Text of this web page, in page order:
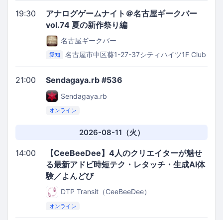
19:30
アナログゲームナイト＠名古屋ギークバー
vol.74 夏の新作祭り編
名古屋ギークバー
愛知 名古屋市中区葵1-27-37シティハイツ1F Club
21:00 Sendagaya.rb #536
Sendagaya.rb
オンライン
2026-08-11（火）
14:00
【CeeBeeDee】4人のクリエイターが魅せ
る最新アドビ時短テク・レタッチ・生成AI体
験／よんどび
DTP Transit（CeeBeeDee）
オンライン